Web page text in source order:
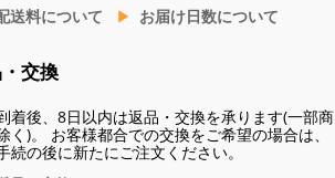
送料について
お届け日数について
交換
着後、8日以内は返品・交換を承ります(一部商
く)。 お客様都合での交換をご希望の場合は、
続の後に新たにご注文ください。